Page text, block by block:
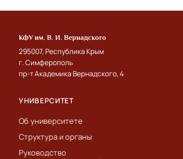
КФУ им. В. И. Вернадского
295007, Республика Крым
г. Симферополь
пр-т Академика Вернадского, 4
УНИВЕРСИТЕТ
Об университете
Структура и органы
Руководство